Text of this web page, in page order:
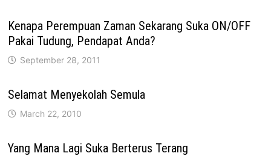
Kenapa Perempuan Zaman Sekarang Suka ON/OFF
Pakai Tudung, Pendapat Anda?
September 28, 2011
Selamat Menyekolah Semula
March 22, 2010
Yang Mana Lagi Suka Berterus Terang